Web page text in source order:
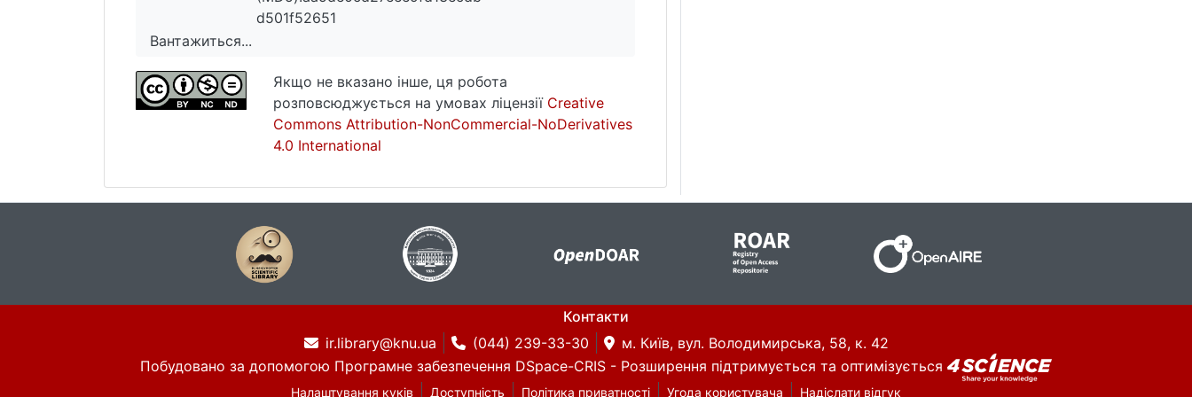
Вантажиться...
Вантажиться...
d501f52651
Якщо не вказано інше, ця робота
розповсюджується на умовах ліцензії Creative
Commons Attribution-NonCommercial-NoDerivatives
4.0 International
Контакти
ir.library@knu.ua
(044) 239-33-30
м. Київ, вул. Володимирська, 58, к. 42
Побудовано за допомогою Програмне забезпечення DSpace-CRIS - Розширення підтримується та оптимізується
Налаштування куків Доступність Політика приватності Угода користувача Надіслати відгук